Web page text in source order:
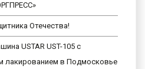
Отечества!
USTAR UST-105 с
в Подмосковье